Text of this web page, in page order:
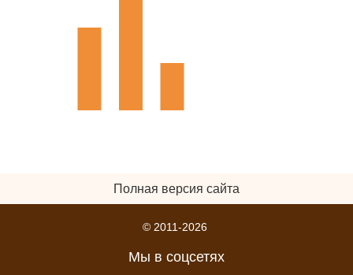
Полная версия сайта
© 2011-2026
Мы в соцсетях